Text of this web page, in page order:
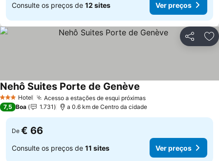
Consulte os preços de 12 sites Ver preços
Partilhar
3 EstrelasHotel Acesso a estações de esqui próximasVer preços
Nehô Suites Porte de Genève
7,5 Boa 1.731 a 0.6 km de Centro da cidade
De € 66
Consulte os preços de 11 sites Ver preços